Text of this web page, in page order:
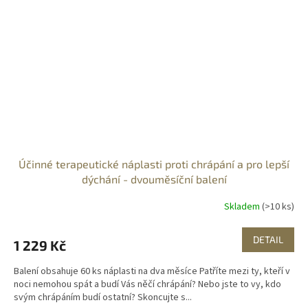
Účinné terapeutické náplasti proti chrápání a pro lepší
dýchání - dvouměsíční balení
Skladem (>10 ks)
1 229 Kč DETAIL
Balení obsahuje 60 ks náplasti na dva měsíce Patříte mezi ty, kteří v
noci nemohou spát a budí Vás něčí chrápání? Nebo jste to vy, kdo
svým chrápáním budí ostatní? Skoncujte s...